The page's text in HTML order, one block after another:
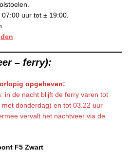
uur tot ± 19:00.
– ferry):
opgeheven:
in de nacht blijft de ferry varen tot
donderdag) en tot 03.22 uur
vervalt het nachtveer via de
F5 Zwart